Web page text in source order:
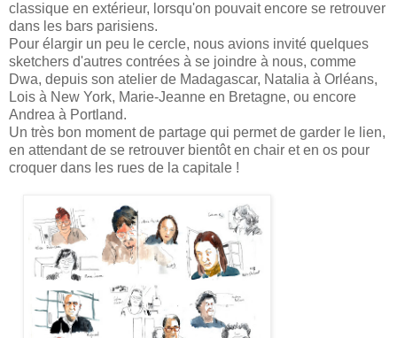
classique en extérieur, lorsqu'on pouvait encore se retrouver
dans les bars parisiens.
Pour élargir un peu le cercle, nous avions invité quelques
sketchers d'autres contrées à se joindre à nous, comme
Dwa, depuis son atelier de Madagascar, Natalia à Orléans,
Lois à New York, Marie-Jeanne en Bretagne, ou encore
Andrea à Portland.
Un très bon moment de partage qui permet de garder le lien,
en attendant de se retrouver bientôt en chair et en os pour
croquer dans les rues de la capitale !